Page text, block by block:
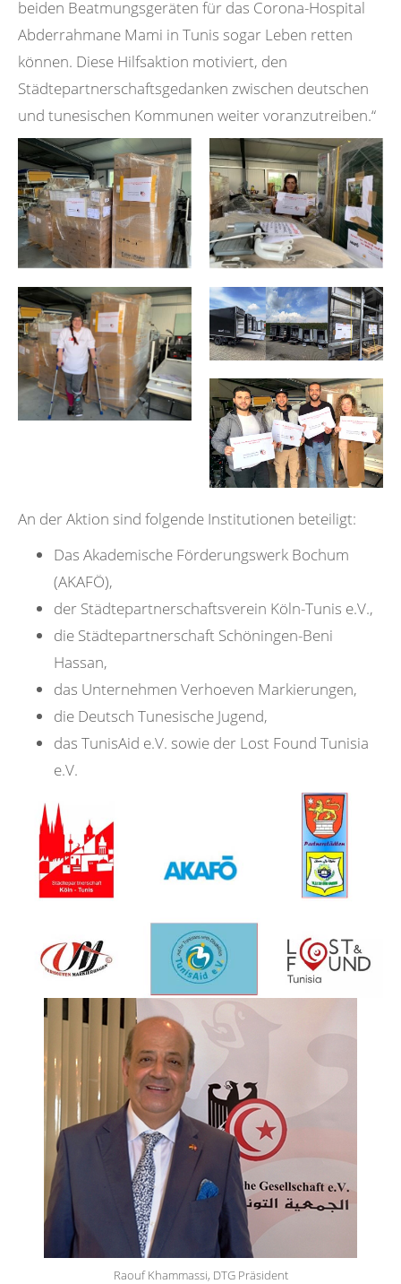
beiden Beatmungsgeräten für das Corona-Hospital
Abderrahmane Mami in Tunis sogar Leben retten
können. Diese Hilfsaktion motiviert, den
Städtepartnerschaftsgedanken zwischen deutschen
und tunesischen Kommunen weiter voranzutreiben.“
An der Aktion sind folgende Institutionen beteiligt:
Das Akademische Förderungswerk Bochum
(AKAFÖ),
der Städtepartnerschaftsverein Köln-Tunis e.V.,
die Städtepartnerschaft Schöningen-Beni
Hassan,
das Unternehmen Verhoeven Markierungen,
die Deutsch Tunesische Jugend,
das TunisAid e.V. sowie der Lost Found Tunisia
e.V.
Raouf Khammassi, DTG Präsident